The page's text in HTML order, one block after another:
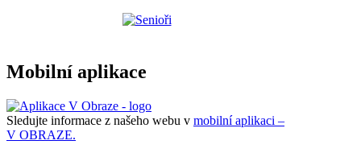
Mobilní aplikace
Sledujte informace z našeho webu v mobilní aplikaci –
V OBRAZE.